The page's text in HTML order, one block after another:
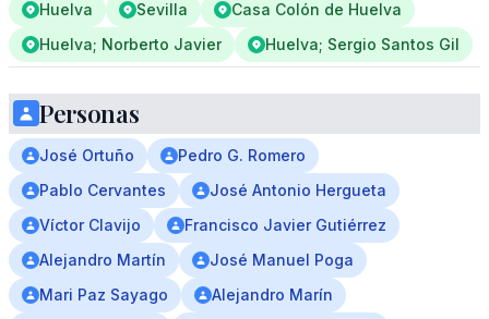
Huelva Sevilla
Casa Colón de Huelva
Huelva; Norberto Javier
Huelva; Sergio Santos Gil
Personas
José Ortuño
Pedro G. Romero
Pablo Cervantes
José Antonio Hergueta
Víctor Clavijo
Francisco Javier Gutiérrez
Alejandro Martín
José Manuel Poga
Mari Paz Sayago
Alejandro Marín